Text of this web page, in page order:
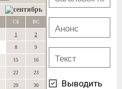
СБ ВС
1 2
8 9
15 16
22 23
29 30
Выводить